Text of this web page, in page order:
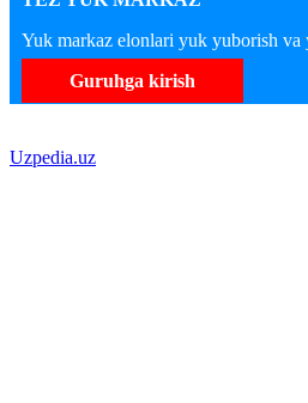
Yuk markaz elonlari yuk yuborish va
Guruhga kirish
Uzpedia.uz